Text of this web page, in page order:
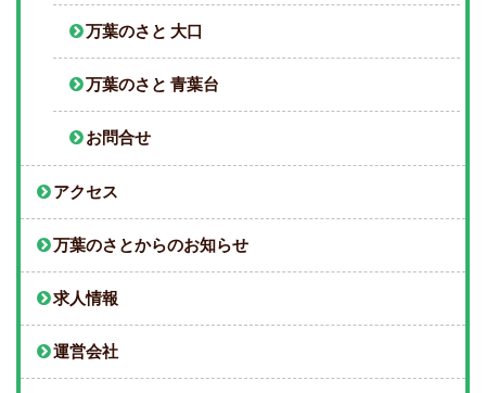
万葉のさと 大口
万葉のさと 青葉台
お問合せ
アクセス
万葉のさとからのお知らせ
求人情報
運営会社